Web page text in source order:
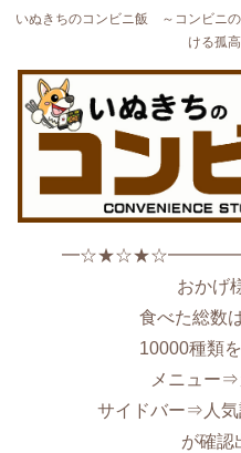
いぬきちのコンビニ飯 ～コンビニ
ける孤
おかげ
食べた総数
10000種類
メニュー
サイドバー⇒人気
が確認